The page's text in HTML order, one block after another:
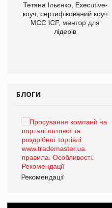
Тетяна Ільєнко, Executive-
коуч, сертифікований коуч
МСС ICF, ментор для
лідерів
БЛОГИ
Рекомендації